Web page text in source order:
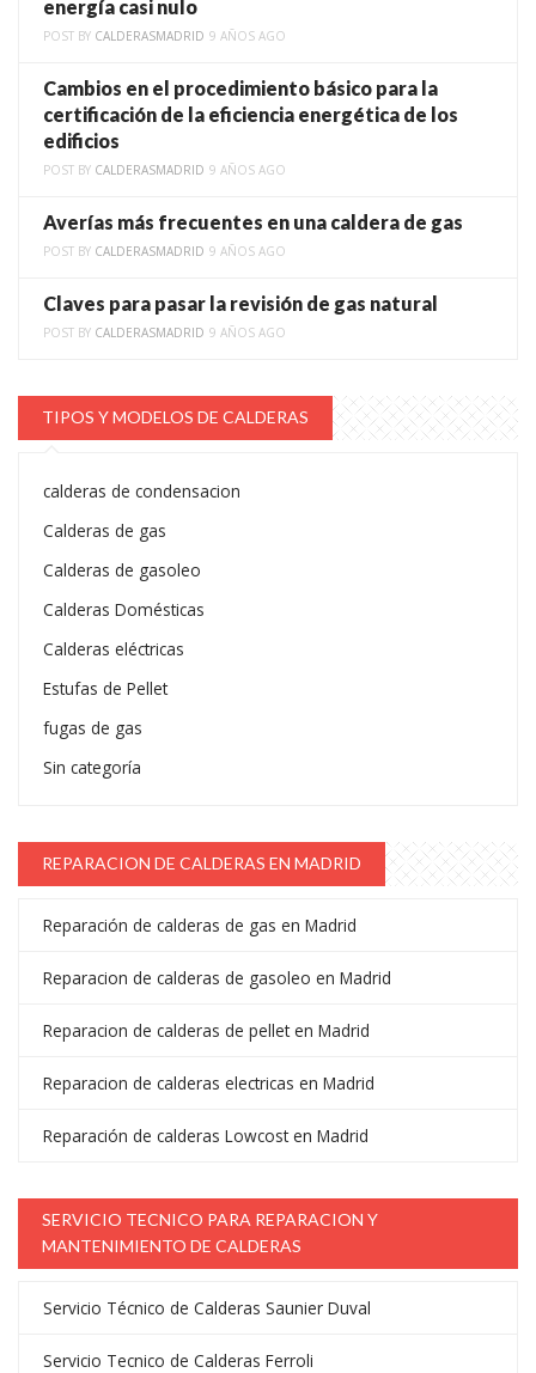
energía casi nulo
POST BY CALDERASMADRID 9 AÑOS AGO
Cambios en el procedimiento básico para la
certificación de la eficiencia energética de los
edificios
POST BY CALDERASMADRID 9 AÑOS AGO
Averías más frecuentes en una caldera de gas
POST BY CALDERASMADRID 9 AÑOS AGO
Claves para pasar la revisión de gas natural
POST BY CALDERASMADRID 9 AÑOS AGO
TIPOS Y MODELOS DE CALDERAS
calderas de condensacion
Calderas de gas
Calderas de gasoleo
Calderas Domésticas
Calderas eléctricas
Estufas de Pellet
fugas de gas
Sin categoría
REPARACION DE CALDERAS EN MADRID
Reparación de calderas de gas en Madrid
Reparacion de calderas de gasoleo en Madrid
Reparacion de calderas de pellet en Madrid
Reparacion de calderas electricas en Madrid
Reparación de calderas Lowcost en Madrid
SERVICIO TECNICO PARA REPARACION Y
MANTENIMIENTO DE CALDERAS
Servicio Técnico de Calderas Saunier Duval
Servicio Tecnico de Calderas Ferroli